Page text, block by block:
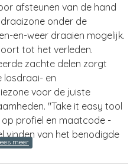
afsteunen van de hand
onder de
en-weer draaien mogelijk.
tot het verleden.
zachte delen zorgt
losdraai- en
voor de juiste
"Take it easy tool
profiel en maatcode -
vinden van het benodigde